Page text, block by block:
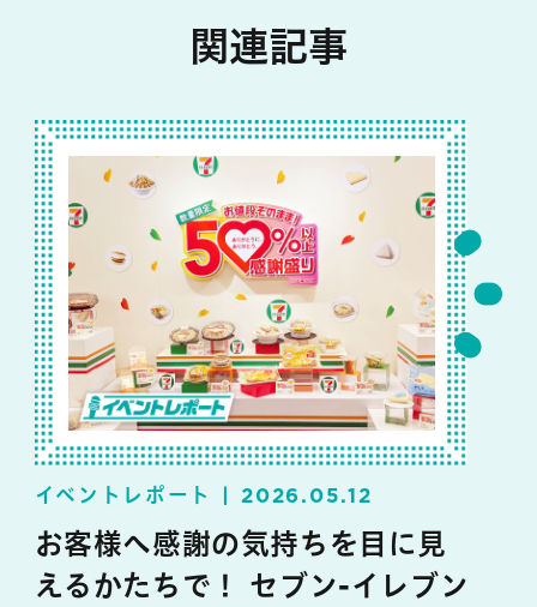
関連記事
イベントレポート 2026.05.12
お客様へ感謝の気持ちを目に見
えるかたちで！ セブン-イレブン